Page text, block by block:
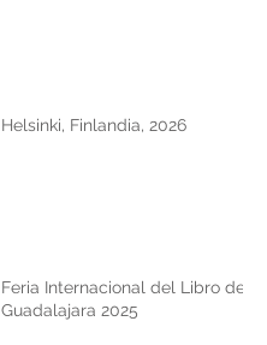
Helsinki, Finlandia, 2026
Feria Internacional del Libro de
Guadalajara 2025